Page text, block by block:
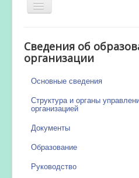
Включить/
выключить
Новости
Сведения об
организации
Основные сведения
Структура и органы
организацией
Документы
Образование
Руководство